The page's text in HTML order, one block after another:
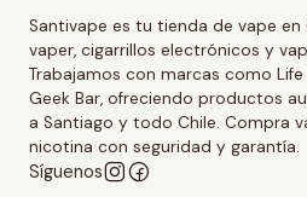
Santivape es tu tienda de vape en
vaper, cigarrillos electrónicos y
Trabajamos con marcas como Life
Geek Bar, ofreciendo productos
a Santiago y todo Chile. Compra
nicotina con seguridad y garantía.
Síguenos